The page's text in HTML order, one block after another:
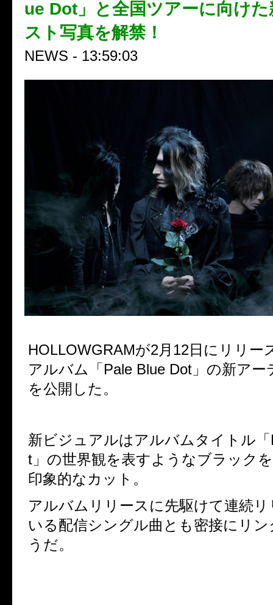
ue Dot」と全国ツアーに向け
スト写真を解禁！
NEWS - 13:59:03
HOLLOWGRAMが2月12日にリリー
アルバム「Pale Blue Dot」の新アー
を公開した。
新ビジュアルはアルバムタイトル「
t」の世界観を表すようなブラック
印象的なカット。
アルバムリリースに先駆けて連続
いる配信シングル曲とも密接にリ
うだ。